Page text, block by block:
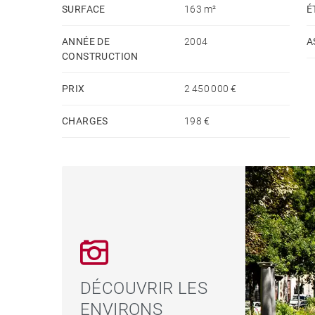
opportunité d'investissement solide dans un
SURFACE 163 m²
ANNÉE DE
CONSTRUCTION
2004
PRIX 2 450 000 €
CHARGES 198 €
DÉCOUVRIR LES
ENVIRONS